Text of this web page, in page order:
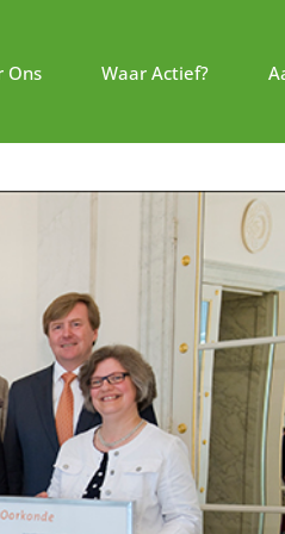
Ons Waar Actief?